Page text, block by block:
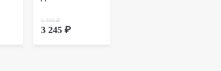
6 490 ₽
3 245 ₽